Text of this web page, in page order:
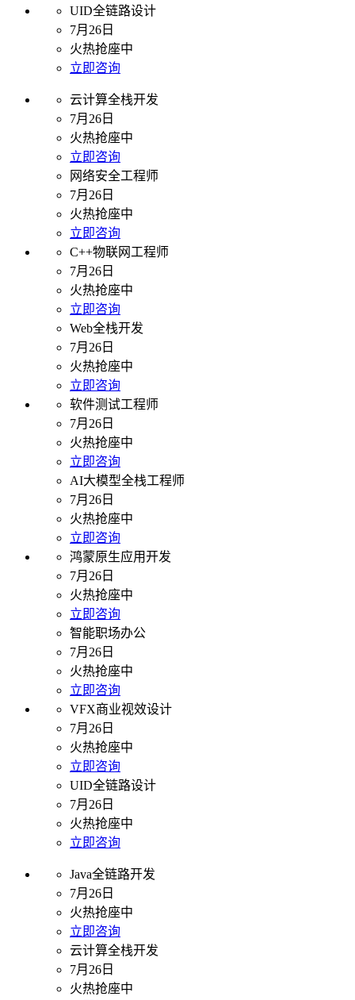
UID全链路设计
7月26日
火热抢座中
立即咨询
云计算全栈开发
7月26日
火热抢座中
立即咨询
网络安全工程师
7月26日
火热抢座中
立即咨询
C++物联网工程师
7月26日
火热抢座中
立即咨询
Web全栈开发
7月26日
火热抢座中
立即咨询
软件测试工程师
7月26日
火热抢座中
立即咨询
AI大模型全栈工程师
7月26日
火热抢座中
立即咨询
鸿蒙原生应用开发
7月26日
火热抢座中
立即咨询
智能职场办公
7月26日
火热抢座中
立即咨询
VFX商业视效设计
7月26日
火热抢座中
立即咨询
UID全链路设计
7月26日
火热抢座中
立即咨询
Java全链路开发
7月26日
火热抢座中
立即咨询
云计算全栈开发
7月26日
火热抢座中